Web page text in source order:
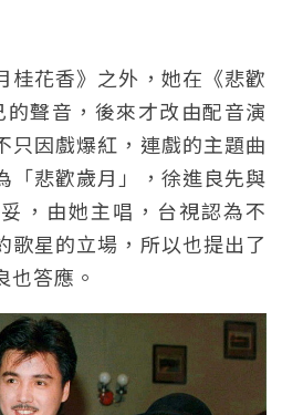
桂花香》之外，她在《悲歡
聲音，後來才改由配音演
只因戲爆紅，連戲的主題曲
「悲歡歲月」，徐進良先與
，由她主唱，台視認為不
歌星的立場，所以也提出了
也答應。